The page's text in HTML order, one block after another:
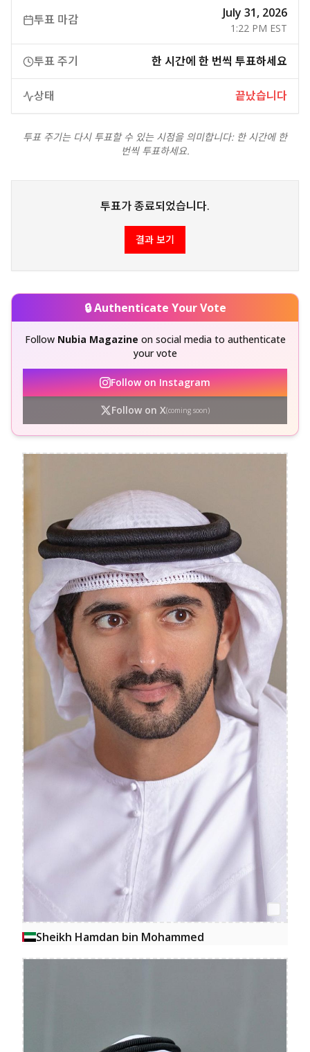
투표 마감 July 31, 2026
1:22 PM EST
투표 주기 한 시간에 한 번씩 투표하세요
상태 끝났습니다
투표 주기는 다시 투표할 수 있는 시점을 의미합니다: 한 시간에 한
번씩 투표하세요.
투표가 종료되었습니다.
결과 보기
🔒 Authenticate Your Vote
Follow Nubia Magazine on social media to authenticate
your vote
Follow on Instagram
Follow on X(coming soon)
Sheikh Hamdan bin Mohammed